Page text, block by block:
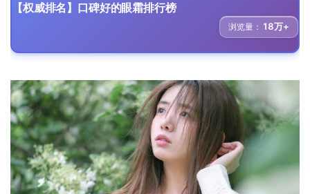
【权威排名】口碑好的眼霜排行榜
浏览量： 18万+